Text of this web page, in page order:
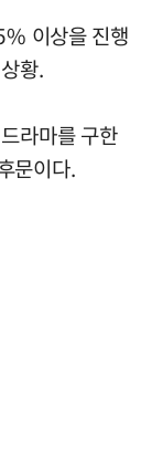
이상을 진행
황.
라마를 구한
문이다.